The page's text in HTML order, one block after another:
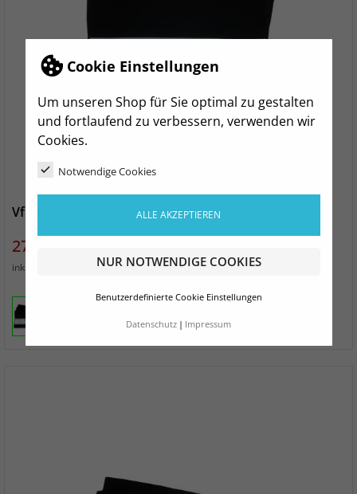
Cookie Einstellungen
Um unseren Shop für Sie optimal zu gestalten
und fortlaufend zu verbessern, verwenden wir
Cookies.
Notwendige Cookies
ALLE AKZEPTIEREN
NUR NOTWENDIGE COOKIES
Benutzerdefinierte Cookie Einstellungen
Datenschutz Impressum
VfB Saxonia Halsbrücke Duschtuch schwarz
Preis
27,99 €
inkl. MwSt. zzgl. Versand